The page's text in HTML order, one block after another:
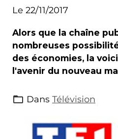
Le 22/11/2017
Alors que la chaîne
nombreuses
des économies, la
l'avenir du nouveau
Dans Télévision